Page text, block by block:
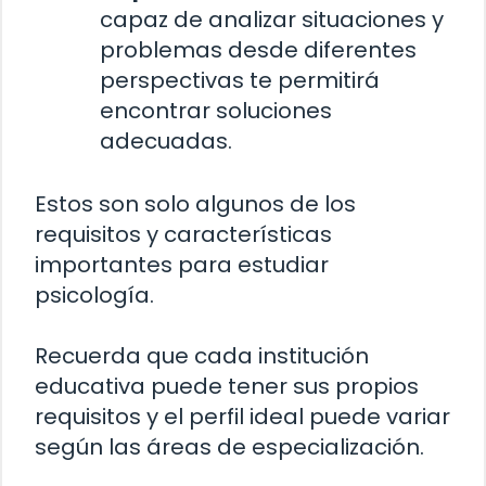
capaz de analizar situaciones y
problemas desde diferentes
perspectivas te permitirá
encontrar soluciones
adecuadas.
Estos son solo algunos de los
requisitos y características
importantes para estudiar
psicología.
Recuerda que cada institución
educativa puede tener sus propios
requisitos y el perfil ideal puede variar
según las áreas de especialización.